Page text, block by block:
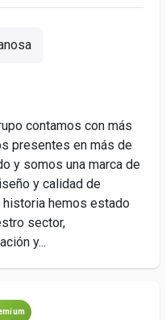
contamos con más
presentes en más de
y somos una marca de
y calidad de
historia hemos estado
sector,
y...